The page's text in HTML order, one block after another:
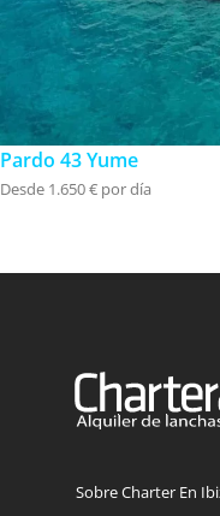
Pardo 43 Yume
Desde 1.650 € por día
Sobre Charter En